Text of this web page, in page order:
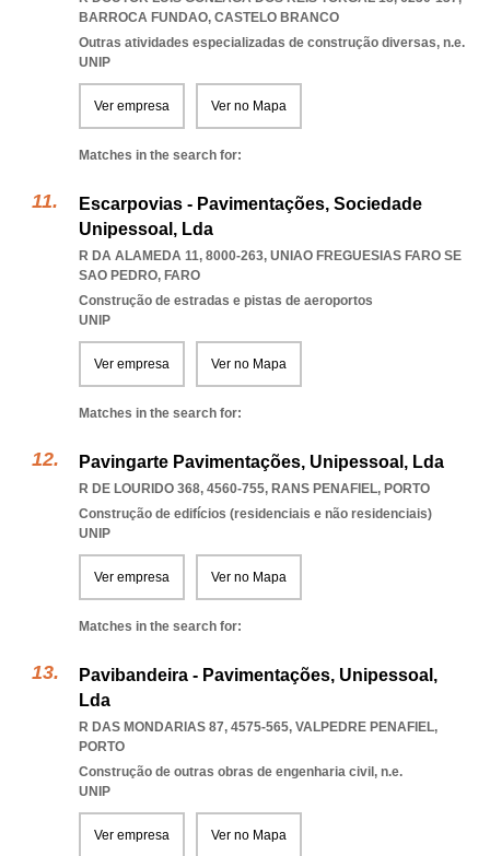
BARROCA FUNDAO, CASTELO BRANCO
Outras atividades especializadas de construção diversas, n.e.
UNIP
Ver empresa Ver no Mapa
Matches in the search for:
Escarpovias - Pavimentações, Sociedade
Unipessoal, Lda
R DA ALAMEDA 11, 8000-263, UNIAO FREGUESIAS FARO SE
SAO PEDRO, FARO
Construção de estradas e pistas de aeroportos
UNIP
Ver empresa Ver no Mapa
Matches in the search for:
Pavingarte Pavimentações, Unipessoal, Lda
R DE LOURIDO 368, 4560-755, RANS PENAFIEL, PORTO
Construção de edifícios (residenciais e não residenciais)
UNIP
Ver empresa Ver no Mapa
Matches in the search for:
Pavibandeira - Pavimentações, Unipessoal,
Lda
R DAS MONDARIAS 87, 4575-565, VALPEDRE PENAFIEL,
PORTO
Construção de outras obras de engenharia civil, n.e.
UNIP
Ver empresa Ver no Mapa